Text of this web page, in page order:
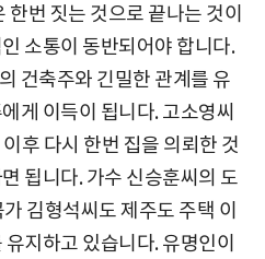
번 짓는 것으로 끝나는 것이
소통이 동반되어야 합니다.
건축주와 긴밀한 관계를 유
게 이득이 됩니다. 고소영씨
후 다시 한번 집을 의뢰한 것
됩니다. 가수 신승훈씨의 도
김형석씨도 제주도 주택 이
지하고 있습니다. 유명인이